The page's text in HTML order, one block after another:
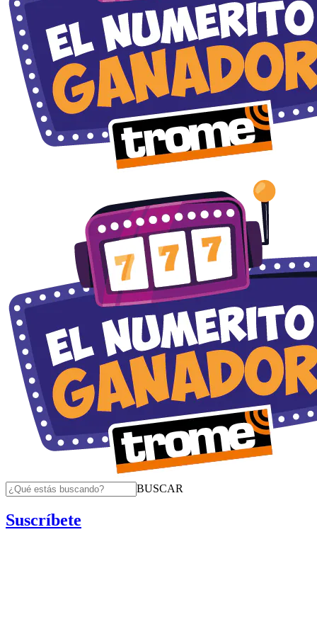
BUSCAR
Suscríbete